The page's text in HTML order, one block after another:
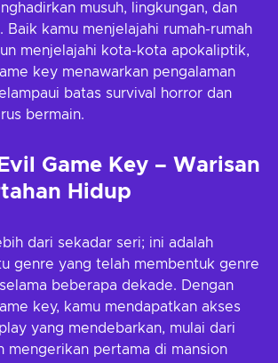
musuh, lingkungan, dan
Baik kamu menjelajahi rumah-rumah
menjelajahi kota-kota apokaliptik,
key menawarkan pengalaman
batas survival horror dan
bermain.
Game Key – Warisan
Hidup
dari sekadar seri; ini adalah
genre yang telah membentuk genre
beberapa dekade. Dengan
key, kamu mendapatkan akses
yang mendebarkan, mulai dari
mengerikan pertama di mansion